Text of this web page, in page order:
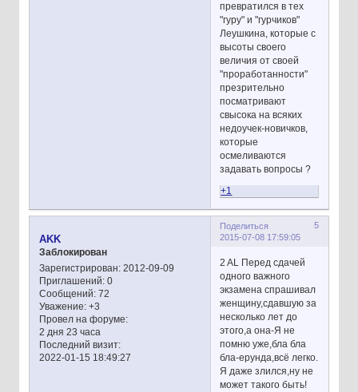
превратился в тех
"гуру" и "гурчиков"
Леушкина, которые с
высоты своего
величия от своей
"проработанности"
презрительно
посматривают
свысока на всяких
недоучек-новичков,
которые
осмеливаются
задавать вопросы ?
+1
Поделиться
5
2015-07-08 17:59:05
AKK
Заблокирован
Зарегистрирован: 2012-09-09
Приглашений:0
Сообщений:72
Уважение: +3
Провел на форуме:
2 дня 23 часа
Последний визит:
2022-01-15 18:49:27
2 AL Перед сдачей
одного важного
экзамена спрашивал
женщину,сдавшую за
несколько лет до
этого,а она-Я не
помню уже,бла бла
бла-ерунда,всё легко.
Я даже злился,ну не
может такого быть!